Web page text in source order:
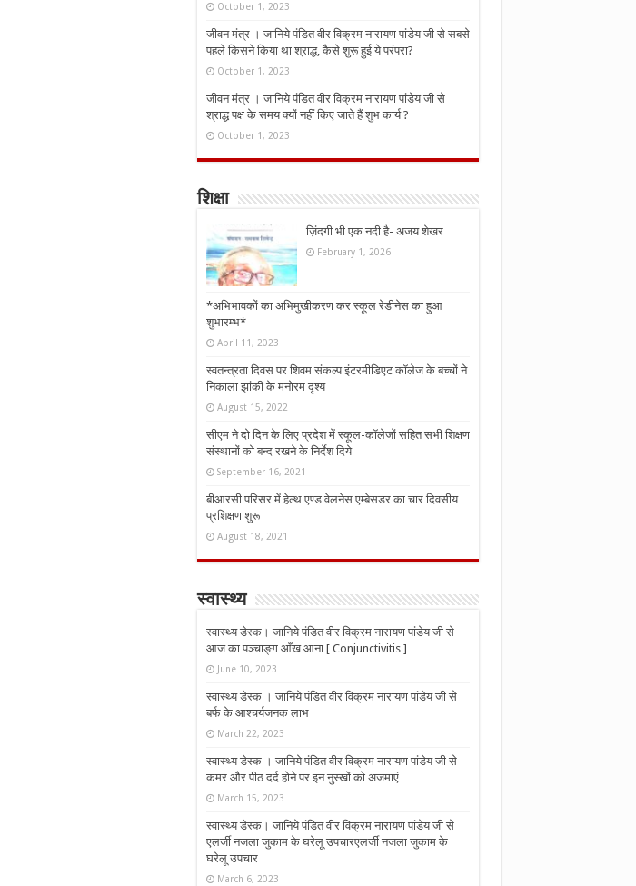
October 1, 2023
जीवन मंत्र । जानिये पंडित वीर विक्रम नारायण पांडेय जी से सबसे
पहले किसने किया था श्राद्ध, कैसे शुरू हुई ये परंपरा?
October 1, 2023
जीवन मंत्र । जानिये पंडित वीर विक्रम नारायण पांडेय जी से
श्राद्ध पक्ष के समय क्यों नहीं किए जाते हैं शुभ कार्य ?
October 1, 2023
शिक्षा
ज़िंदगी भी एक नदी है- अजय शेखर
February 1, 2026
*अभिभावकों का अभिमुखीकरण कर स्कूल रेडीनेस का हुआ
शुभारम्भ*
April 11, 2023
स्वतन्त्रता दिवस पर शिवम संकल्प इंटरमीडिएट कॉलेज के बच्चों ने
निकाला झांकी के मनोरम दृश्य
August 15, 2022
सीएम ने दो दिन के लिए प्रदेश में स्कूल-कॉलेजों सहित सभी शिक्षण
संस्थानों को बन्द रखने के निर्देश दिये
September 16, 2021
बीआरसी परिसर में हेल्थ एण्ड वेलनेस एम्बेसडर का चार दिवसीय
प्रशिक्षण शुरू
August 18, 2021
स्वास्थ्य
स्वास्थ्य डेस्क। जानिये पंडित वीर विक्रम नारायण पांडेय जी से
आज का पञ्चाङ्ग आँख आना [ Conjunctivitis ]
June 10, 2023
स्वास्थ्य डेस्क । जानिये पंडित वीर विक्रम नारायण पांडेय जी से
बर्फ के आश्चर्यजनक लाभ
March 22, 2023
स्वास्थ्य डेस्क । जानिये पंडित वीर विक्रम नारायण पांडेय जी से
कमर और पीठ दर्द होने पर इन नुस्‍खों को अजमाएं
March 15, 2023
स्वास्थ्य डेस्क। जानिये पंडित वीर विक्रम नारायण पांडेय जी से
एलर्जी नजला जुकाम के घरेलू उपचारएलर्जी नजला जुकाम के
घरेलू उपचार
March 6, 2023